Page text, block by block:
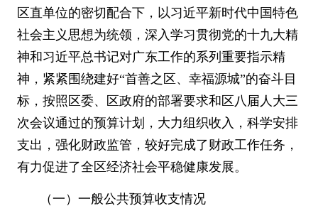
区直单位的密切配合下，以习近平新时代中国特色
社会主义思想为统领，深入学习贯彻党的十九大精
神和习近平总书记对广东工作的系列重要指示精
神，紧紧围绕建好“首善之区、幸福源城”的奋斗目
标，按照区委、区政府的部署要求和区八届人大三
次会议通过的预算计划，大力组织收入，科学安排
支出，强化财政监管，较好完成了财政工作任务，
有力促进了全区经济社会平稳健康发展。
（一）一般公共预算收支情况